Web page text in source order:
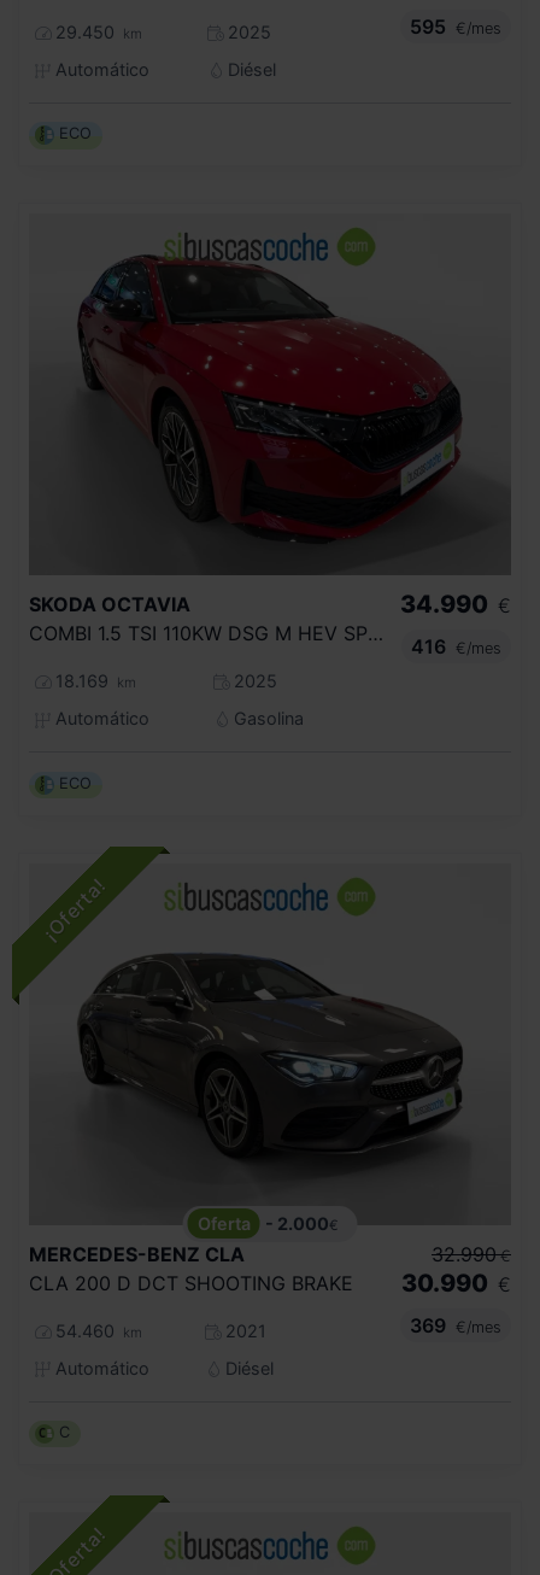
29.450 km
2025
Automático
Diésel
595
€/mes
ECO
SKODA OCTAVIA
COMBI 1.5 TSI 110KW DSG M HEV SPORTLINE
18.169 km
2025
Automático
Gasolina
34.990 €
416
€/mes
ECO
- 2.000€
MERCEDES-BENZ CLA
CLA 200 D DCT SHOOTING BRAKE
54.460 km
2021
Automático
Diésel
32.990 €
30.990 €
369
€/mes
C